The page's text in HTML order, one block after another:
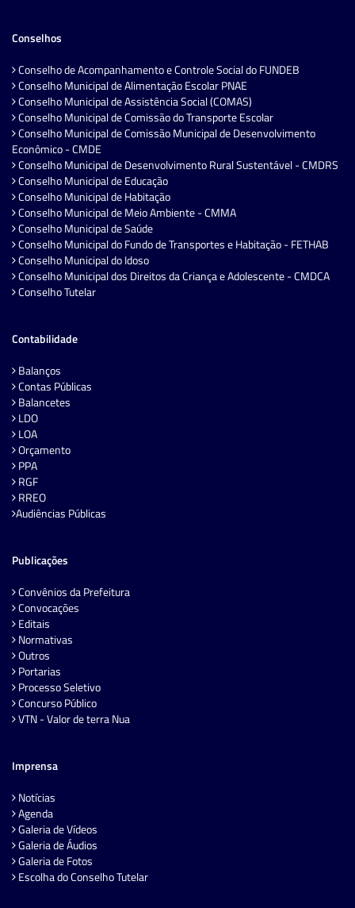
Conselhos
Conselho de Acompanhamento e Controle Social do FUNDEB
Conselho Municipal de Alimentação Escolar PNAE
Conselho Municipal de Assistência Social (COMAS)
Conselho Municipal de Comissão do Transporte Escolar
Conselho Municipal de Comissão Municipal de Desenvolvimento
Econômico - CMDE
Conselho Municipal de Desenvolvimento Rural Sustentável - CMDRS
Conselho Municipal de Educação
Conselho Municipal de Habitação
Conselho Municipal de Meio Ambiente - CMMA
Conselho Municipal de Saúde
Conselho Municipal do Fundo de Transportes e Habitação - FETHAB
Conselho Municipal do Idoso
Conselho Municipal dos Direitos da Criança e Adolescente - CMDCA
Conselho Tutelar
Contabilidade
Balanços
Contas Públicas
Balancetes
LDO
LOA
Orçamento
PPA
RGF
RREO
Audiências Públicas
Publicações
Convênios da Prefeitura
Convocações
Editais
Normativas
Outros
Portarias
Processo Seletivo
Concurso Público
VTN - Valor de terra Nua
Imprensa
Notícias
Agenda
Galeria de Vídeos
Galeria de Áudios
Galeria de Fotos
Escolha do Conselho Tutelar